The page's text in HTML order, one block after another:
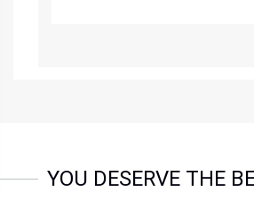
YOU DESERVE THE